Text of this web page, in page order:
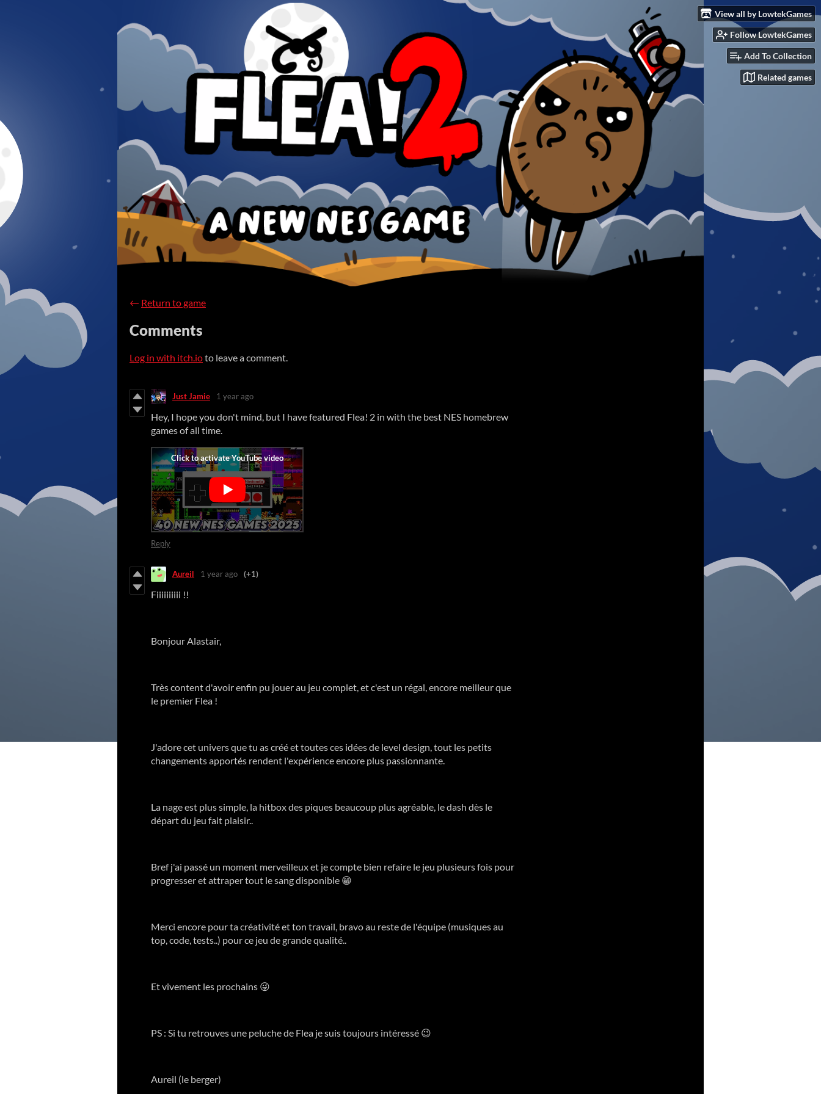
View all by LowtekGames
Follow LowtekGames
Add To Collection
Related games
← Return to game
Comments
Log in with itch.ioto leave a comment.
Just Jamie 1 year ago
Hey, I hope you don't mind, but I have featured Flea! 2 in with the best NES homebrew
games of all time.
Reply
Aureil 1 year ago (+1)
Fiiiiiiiiii !!
Bonjour Alastair,
Très content d'avoir enfin pu jouer au jeu complet, et c'est un régal, encore meilleur que
le premier Flea !
J'adore cet univers que tu as créé et toutes ces idées de level design, tout les petits
changements apportés rendent l'expérience encore plus passionnante.
La nage est plus simple, la hitbox des piques beaucoup plus agréable, le dash dès le
départ du jeu fait plaisir..
Bref j'ai passé un moment merveilleux et je compte bien refaire le jeu plusieurs fois pour
progresser et attraper tout le sang disponible 😁
Merci encore pour ta créativité et ton travail, bravo au reste de l'équipe (musiques au
top, code, tests..) pour ce jeu de grande qualité..
Et vivement les prochains 😜
PS : Si tu retrouves une peluche de Flea je suis toujours intéressé 😉
Aureil (le berger)